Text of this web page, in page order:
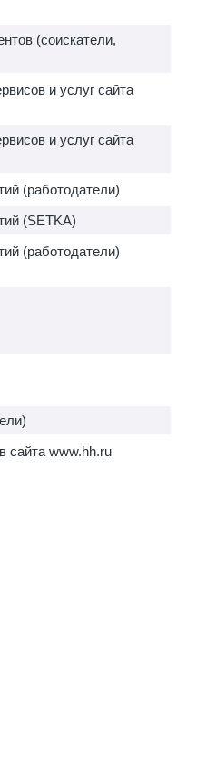
(соискатели,
и услуг сайта
и услуг сайта
(работодатели)
(SETKA)
(работодатели)
сайта www.hh.ru